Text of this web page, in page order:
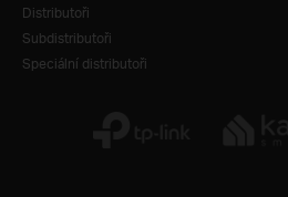
Distributoři
Subdistributoři
Speciální distributoři